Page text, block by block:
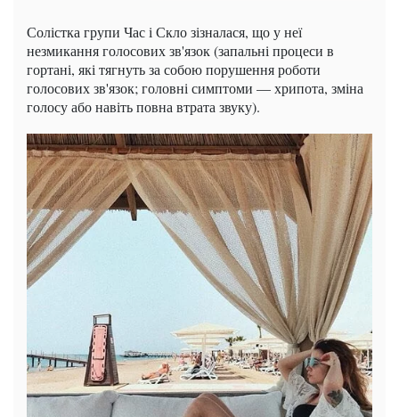
Солістка групи Час і Скло зізналася, що у неї
незмикання голосових зв'язок (запальні процеси в
гортані, які тягнуть за собою порушення роботи
голосових зв'язок; головні симптоми — хрипота, зміна
голосу або навіть повна втрата звуку).